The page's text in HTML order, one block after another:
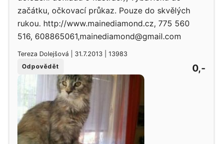
začátku, očkovací průkaz. Pouze do skvělých
rukou. http://www.mainediamond.cz, 775 560
516, 608865061,mainediamond@gmail.com
Tereza Dolejšová | 31.7.2013 | 13983
Odpovědět
0,-